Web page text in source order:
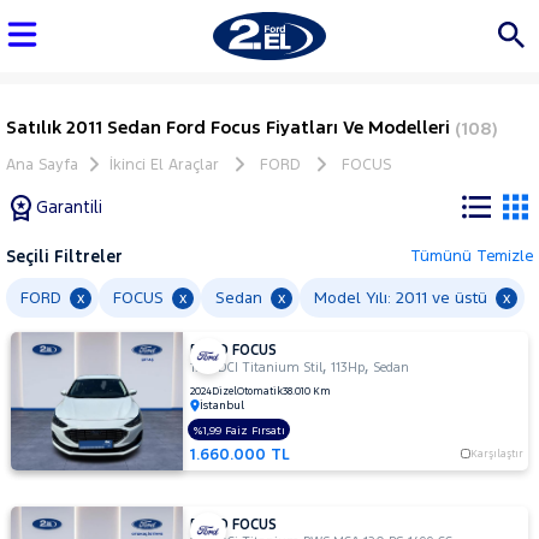
Satılık 2011 Sedan Ford Focus Fiyatları Ve Modelleri (108)
Ana Sayfa İkinci El Araçlar FORD FOCUS
Garantili
Tüm
AUDI
BMC
BMW
BYD
Seçili Filtreler Tümünü Temizle
FORD x FOCUS x Sedan x Model Yılı: 2011 ve üstü x
FORD FOCUS
1.5 TDCI Titanium Stil,113Hp, Sedan
2024DizelOtomatik38.010 Km
İstanbul
1.660.000 TL Karşılaştır
%1,99 Faiz Fırsatı
FORD FOCUS